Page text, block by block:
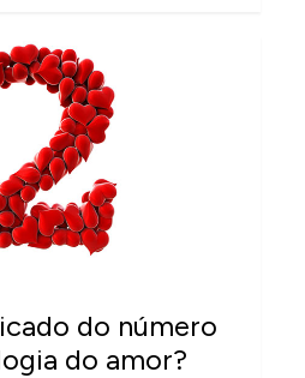
do número
do amor?